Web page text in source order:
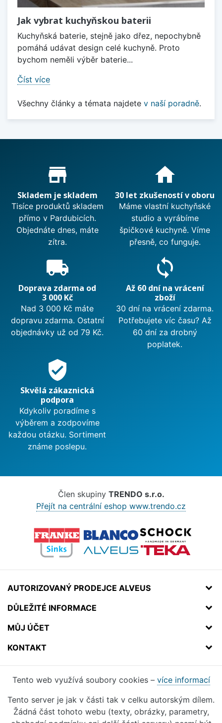
Jak vybrat kuchyňskou baterii
Kuchyňská baterie, stejně jako dřez, nepochybně
pomáhá udávat design celé kuchyně. Proto
bychom neměli výběr baterie...
Číst více
Všechny články a témata najdete v naší poradně.
Proč nakupovat u nás?
store_mall_directory
Skladem je skladem
Tisíce produktů skladem
přímo v Pardubicích.
Objednáte dnes, máte
zítra.
home
30 let zkušeností v oboru
Máme vlastní kuchyňské
studio a vyrábíme
špičkové kuchyně. Víme
přesně, co funguje.
local_shipping
Doprava zdarma od
3 000 Kč
Nad 3 000 Kč máte
dopravu zdarma. Ostatní
objednávky už od 79 Kč.
sync
Až 60 dní na vrácení
zboží
30 dní na vrácení zdarma.
Potřebujete víc času? Až
60 dní za drobný
poplatek.
verified_user
Skvělá zákaznická
podpora
Kdykoliv poradíme s
výběrem a zodpovíme
každou otázku. Sortiment
známe poslepu.
Člen skupiny TRENDO s.r.o.
Přejít na centrální eshop www.trendo.cz
AUTORIZOVANÝ PRODEJCE ALVEUS
DŮLEŽITÉ INFORMACE
MŮJ ÚČET
KONTAKT
Tento web využívá soubory cookies – více informací
Tento server je jak v části tak v celku autorským dílem.
Žádná část tohoto webu (texty, obrázky, parametry,